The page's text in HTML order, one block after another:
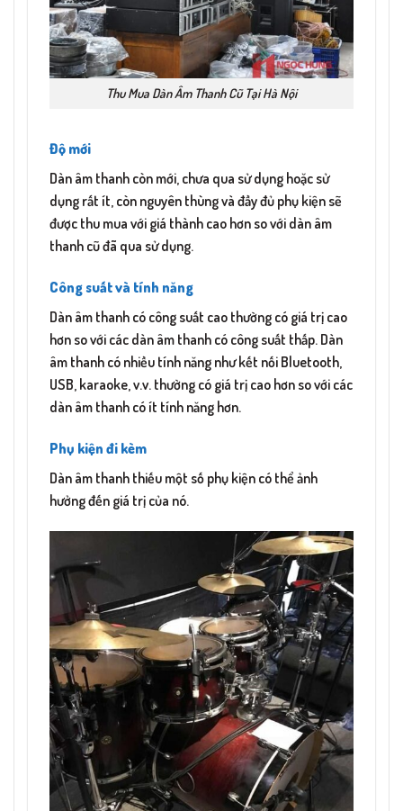
Thu Mua Dàn Âm Thanh Cũ Tại Hà Nội
Độ mới
Dàn âm thanh còn mới, chưa qua sử dụng hoặc sử
dụng rất ít, còn nguyên thùng và đầy đủ phụ kiện sẽ
được thu mua với giá thành cao hơn so với dàn âm
thanh cũ đã qua sử dụng.
Công suất và tính năng
Dàn âm thanh có công suất cao thường có giá trị cao
hơn so với các dàn âm thanh có công suất thấp. Dàn
âm thanh có nhiều tính năng như kết nối Bluetooth,
USB, karaoke, v.v. thường có giá trị cao hơn so với các
dàn âm thanh có ít tính năng hơn.
Phụ kiện đi kèm
Dàn âm thanh thiếu một số phụ kiện có thể ảnh
hưởng đến giá trị của nó.